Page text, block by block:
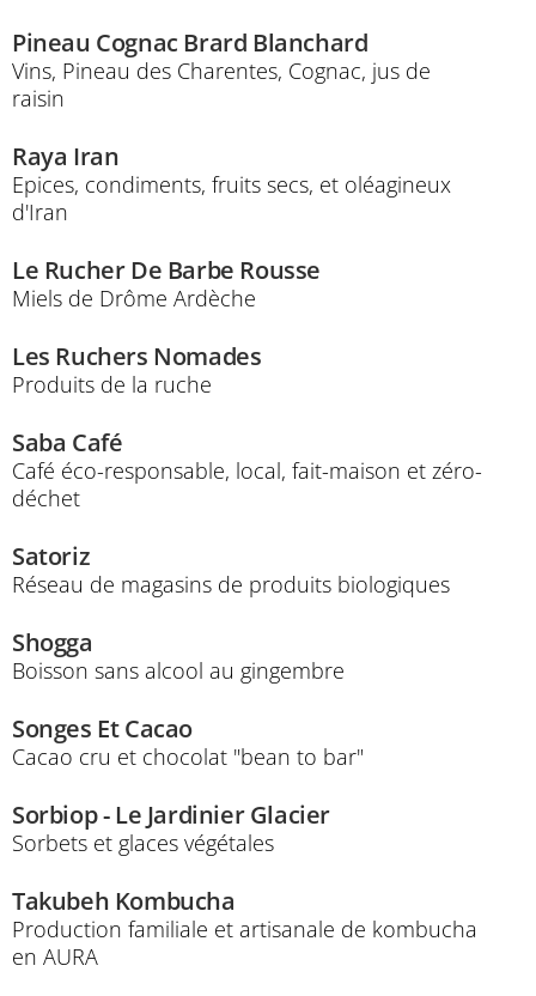
Pineau Cognac Brard Blanchard
Vins, Pineau des Charentes, Cognac, jus de
raisin
Raya Iran
Epices, condiments, fruits secs, et oléagineux
d'Iran
Le Rucher De Barbe Rousse
Miels de Drôme Ardèche
Les Ruchers Nomades
Produits de la ruche
Saba Café
Café éco-responsable, local, fait-maison et zéro-
déchet
Satoriz
Réseau de magasins de produits biologiques
Shogga
Boisson sans alcool au gingembre
Songes Et Cacao
Cacao cru et chocolat "bean to bar"
Sorbiop - Le Jardinier Glacier
Sorbets et glaces végétales
Takubeh Kombucha
Production familiale et artisanale de kombucha
en AURA